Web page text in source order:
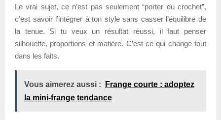
Le vrai sujet, ce n’est pas seulement “porter du crochet”,
c’est savoir l’intégrer à ton style sans casser l’équilibre de
la tenue. Si tu veux un résultat réussi, il faut penser
silhouette, proportions et matière. C’est ce qui change tout
dans les faits.
Vous aimerez aussi :
Frange courte : adoptez
la mini-frange tendance